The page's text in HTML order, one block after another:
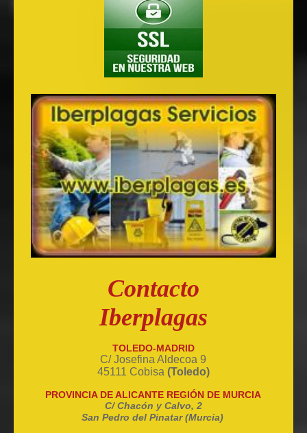
Contacto
Iberplagas
TOLEDO-MADRID
C/ Josefina Aldecoa 9
45111 Cobisa (Toledo)
PROVINCIA DE ALICANTE REGIÓN DE MURCIA
C/ Chacón y Calvo, 2
San Pedro del Pinatar (Murcia)